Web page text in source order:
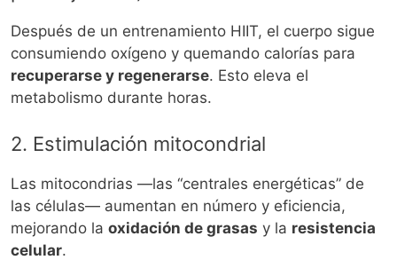
Después de un entrenamiento HIIT, el cuerpo sigue
consumiendo oxígeno y quemando calorías para
recuperarse y regenerarse. Esto eleva el
metabolismo durante horas.
2. Estimulación mitocondrial
Las mitocondrias —las “centrales energéticas” de
las células— aumentan en número y eficiencia,
mejorando la oxidación de grasas y la resistencia
celular.